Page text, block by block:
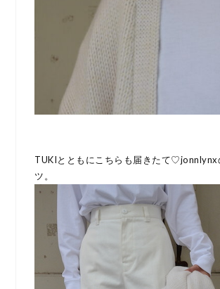
TUKIとともにこちらも届きたて♡jonnlynx
ツ。